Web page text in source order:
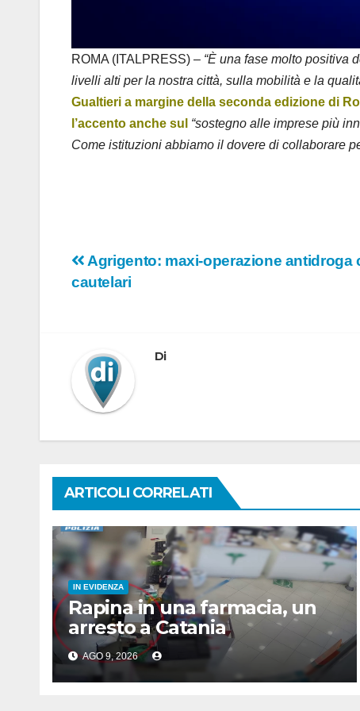
ROMA (ITALPRESS) – “È una fase molto positiva
livelli alti per la nostra città, sulla mobilità e la
Gualtieri a margine della seconda edizione di
l’accento anche sul “sostegno alle imprese più
Come istituzioni abbiamo il dovere di collaborare
Navigazione
Agrigento: maxi-operazione antidroga
cautelari
Di
ARTICOLI CORRELATI
IN EVIDENZA
Rapina in una farmacia, un
arresto a Catania
AGO 9, 2026